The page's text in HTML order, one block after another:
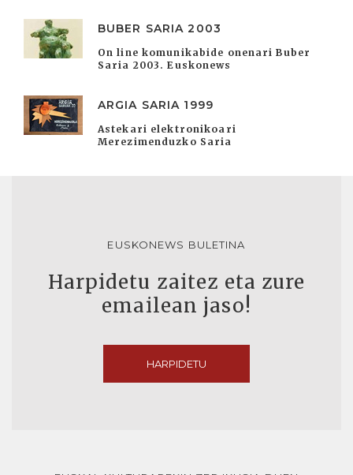
BUBER SARIA 2003
On line komunikabide onenari Buber
Saria 2003. Euskonews
ARGIA SARIA 1999
Astekari elektronikoari
Merezimenduzko Saria
EUSKONEWS BULETINA
Harpidetu zaitez eta zure
emailean jaso!
HARPIDETU